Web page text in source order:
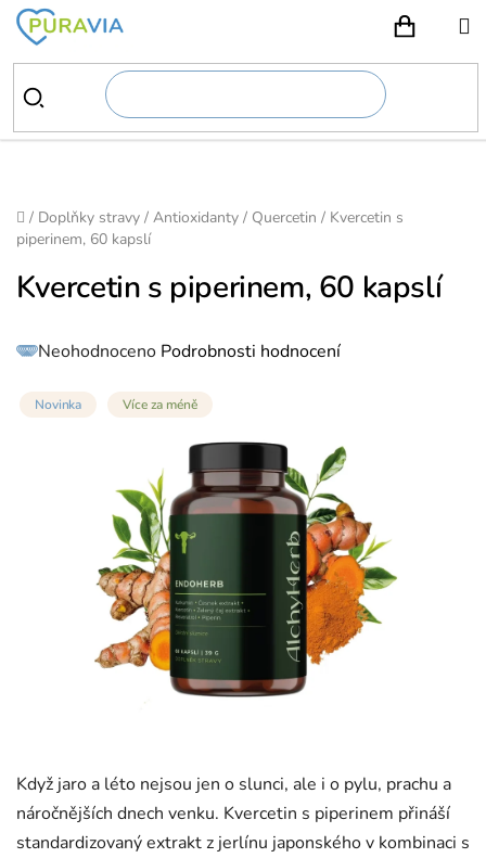
Přejít
obsah
Domů
/ Doplňky stravy / Antioxidanty / Quercetin / Kvercetin s
piperinem, 60 kapslí
Když jaro a léto nejsou jen o slunci, ale i o pylu, prachu a
náročnějších dnech venku. Kvercetin s piperinem přináší
standardizovaný extrakt z jerlínu japonského v kombinaci s
Kvercetin s piperinem, 60 kapslí
Průměrné
hodnocení
0,0
Neohodnoceno Podrobnosti hodnocení
Novinka Více za méně